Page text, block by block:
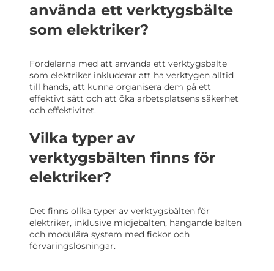
använda ett verktygsbälte
som elektriker?
Fördelarna med att använda ett verktygsbälte
som elektriker inkluderar att ha verktygen alltid
till hands, att kunna organisera dem på ett
effektivt sätt och att öka arbetsplatsens säkerhet
och effektivitet.
Vilka typer av
verktygsbälten finns för
elektriker?
Det finns olika typer av verktygsbälten för
elektriker, inklusive midjebälten, hängande bälten
och modulära system med fickor och
förvaringslösningar.